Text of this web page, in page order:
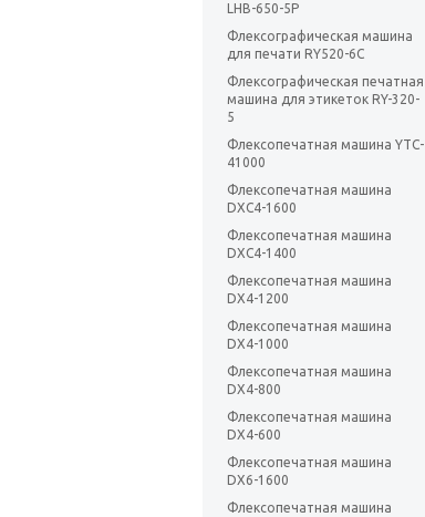
LHB-650-5P
Флексографическая машина
для печати RY520-6C
Флексографическая печатная
машина для этикеток RY-320-
5
Флексопечатная машина YTC-
41000
Флексопечатная машина
DXC4-1600
Флексопечатная машина
DXC4-1400
Флексопечатная машина
DX4-1200
Флексопечатная машина
DX4-1000
Флексопечатная машина
DX4-800
Флексопечатная машина
DX4-600
Флексопечатная машина
DX6-1600
Флексопечатная машина